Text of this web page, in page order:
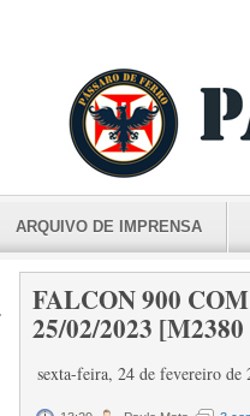
ARQUIVO DE IMPRENSA
FALCON 900
25/02/2023
sexta-feira, 24 de fevereiro de